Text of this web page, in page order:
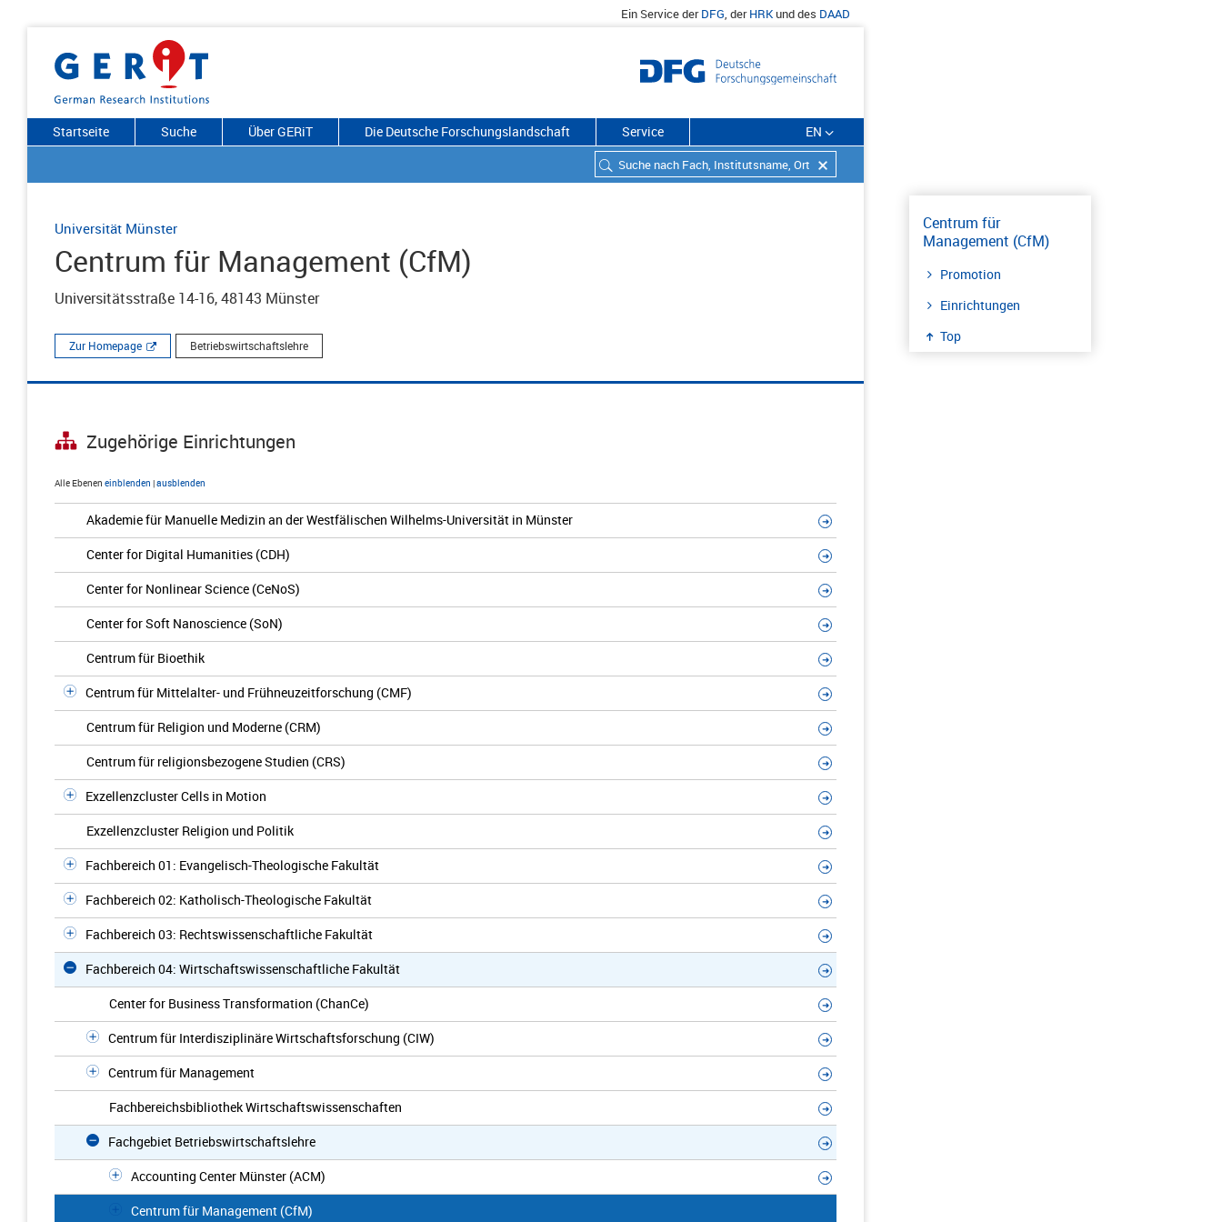
Ein Service derDFG, derHRKund des DAAD
Startseite Suche Über GERiT Die Deutsche Forschungslandschaft Service EN
Centrum für
Management (CfM)
Promotion
Einrichtungen
Top
Universität Münster
Centrum für Management (CfM)
Universitätsstraße 14-16, 48143 Münster
Zur Homepage Betriebswirtschaftslehre
Zugehörige Einrichtungen
Alle Ebenen einblenden |ausblenden
Akademie für Manuelle Medizin an der Westfälischen Wilhelms-Universität in Münster
Center for Digital Humanities (CDH)
Center for Nonlinear Science (CeNoS)
Center for Soft Nanoscience (SoN)
Centrum für Bioethik
Centrum für Mittelalter- und Frühneuzeitforschung (CMF)
Centrum für Religion und Moderne (CRM)
Centrum für religionsbezogene Studien (CRS)
Exzellenzcluster Cells in Motion
Exzellenzcluster Religion und Politik
Fachbereich 01: Evangelisch-Theologische Fakultät
Fachbereich 02: Katholisch-Theologische Fakultät
Fachbereich 03: Rechtswissenschaftliche Fakultät
Fachbereich 04: Wirtschaftswissenschaftliche Fakultät
Center for Business Transformation (ChanCe)
Centrum für Interdisziplinäre Wirtschaftsforschung (CIW)
Centrum für Management
Fachbereichsbibliothek Wirtschaftswissenschaften
Fachgebiet Betriebswirtschaftslehre
Accounting Center Münster (ACM)
Centrum für Management (CfM)